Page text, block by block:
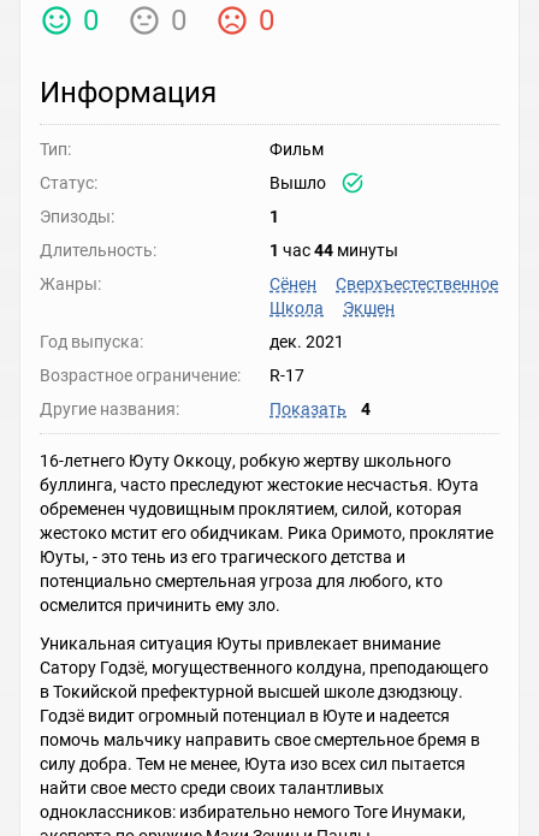
0 0 0
Информация
Тип:
Фильм
Статус:
Вышло
Эпизоды:
1
Длительность:
1 час44 минуты
Жанры:
Сёнен
Сверхъестественное
Школа
Экшен
Год выпуска:
дек. 2021
Возрастное ограничение:
R-17
Другие названия:
Показать 4
16-летнего Юуту Оккоцу, робкую жертву школьного
буллинга, часто преследуют жестокие несчастья. Юута
обременен чудовищным проклятием, силой, которая
жестоко мстит его обидчикам. Рика Оримото, проклятие
Юуты, - это тень из его трагического детства и
потенциально смертельная угроза для любого, кто
осмелится причинить ему зло.
Уникальная ситуация Юуты привлекает внимание
Сатору Годзё, могущественного колдуна, преподающего
в Токийской префектурной высшей школе дзюдзюцу.
Годзё видит огромный потенциал в Юуте и надеется
помочь мальчику направить свое смертельное бремя в
силу добра. Тем не менее, Юута изо всех сил пытается
найти свое место среди своих талантливых
одноклассников: избирательно немого Тоге Инумаки,